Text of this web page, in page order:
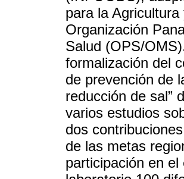
para la
Organización
Salud (OPS/
formalización del
de prevención de
reducción de sal”
varios estudios
dos
de las metas
participación en